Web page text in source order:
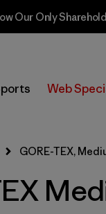
Our Only
Web
GORE-TEX,